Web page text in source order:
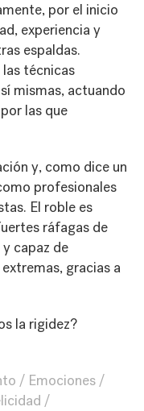
por el inicio
experiencia y
espaldas.
técnicas
mismas, actuando
las que
y, como dice un
profesionales
El roble es
ráfagas de
capaz de
gracias a
la rigidez?
Emociones